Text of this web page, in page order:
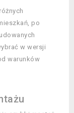
po
w wersji
warunków